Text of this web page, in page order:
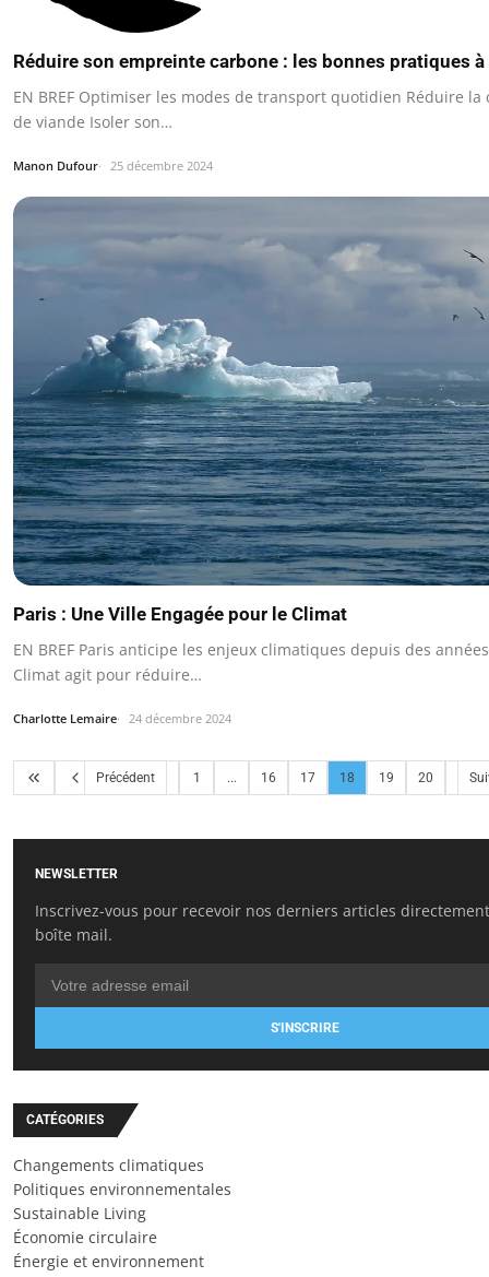
Réduire son empreinte carbone : les bonnes pratiques
EN BREF Optimiser les modes de transport quotidien Réduire la
de viande Isoler son…
Manon Dufour 25 décembre 2024
Paris : Une Ville Engagée pour le Climat
EN BREF Paris anticipe les enjeux climatiques depuis des
Climat agit pour réduire…
Charlotte Lemaire 24 décembre 2024
Précédent 1 ... 16 17 18 19 20
NEWSLETTER
Inscrivez-vous pour recevoir nos derniers articles
boîte mail.
S'INSCRIRE
CATÉGORIES
Changements climatiques
Politiques environnementales
Sustainable Living
Économie circulaire
Énergie et environnement